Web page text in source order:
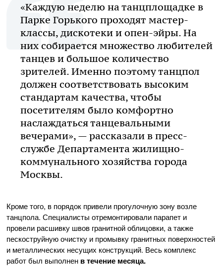
«Каждую неделю на танцплощадке в
Парке Горького проходят мастер-
классы, дискотеки и опен-эйры. На
них собирается множество любителей
танцев и большое количество
зрителей. Именно поэтому танцпол
должен соответствовать высоким
стандартам качества, чтобы
посетителям было комфортно
наслаждаться танцевальными
вечерами», — рассказали в пресс-
службе Департамента жилищно-
коммунального хозяйства города
Москвы.
Кроме того, в порядок привели прогулочную зону возле
танцпола. Специалисты отремонтировали парапет и
провели расшивку швов гранитной облицовки, а также
пескоструйную очистку и промывку гранитных поверхностей
и металлических несущих конструкций. Весь комплекс
работ был выполнен в течение месяца.